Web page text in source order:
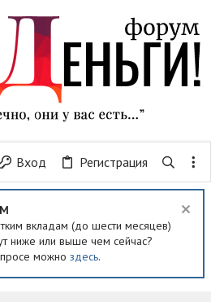
Вход Регистрация
вкладам (до шести месяцев)
ниже или выше чем сейчас?
можно здесь.